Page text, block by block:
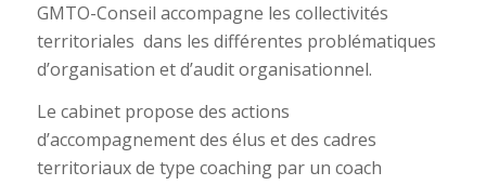
GMTO-Conseil accompagne les collectivités
territoriales dans les différentes problématiques
d’organisation et d’audit organisationnel.
Le cabinet propose des actions
d’accompagnement des élus et des cadres
territoriaux de type coaching par un coach